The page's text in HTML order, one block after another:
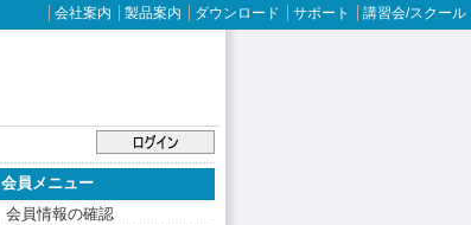
会社案内 製品案内 ダウンロード サポート 講習会/スクール
会員メニュー
会員情報の確認